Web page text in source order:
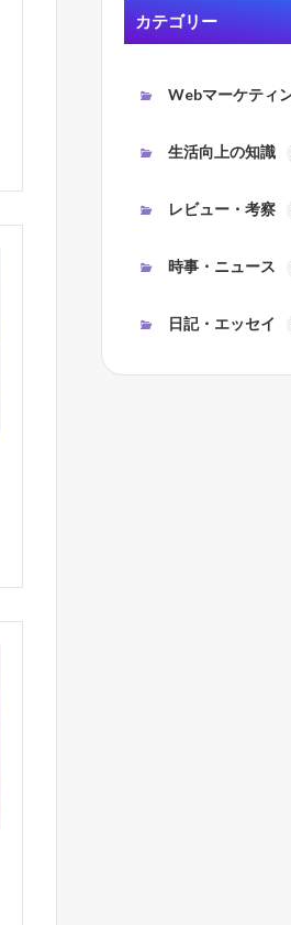
カテゴリー
Webマーケティ
生活向上の知識
レビュー・考察
時事・ニュース
日記・エッセイ